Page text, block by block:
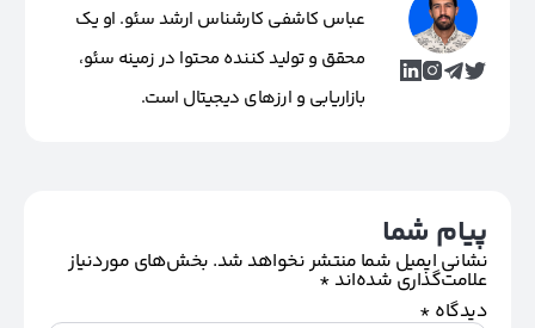
عباس کاشفی کارشناس ارشد سئو. او یک
محقق و تولید کننده محتوا در زمینه سئو،
بازاریابی و ارزهای دیجیتال است.
پیام شما
نشانی ایمیل شما منتشر نخواهد شد. بخش‌های موردنیاز
علامت‌گذاری شده‌اند*
دیدگاه *